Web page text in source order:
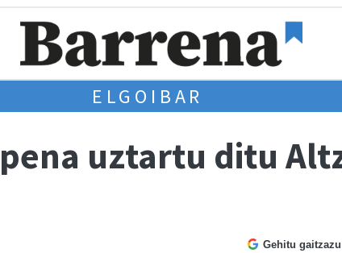
ELGOIBAR
uztartu ditu
Gehitu